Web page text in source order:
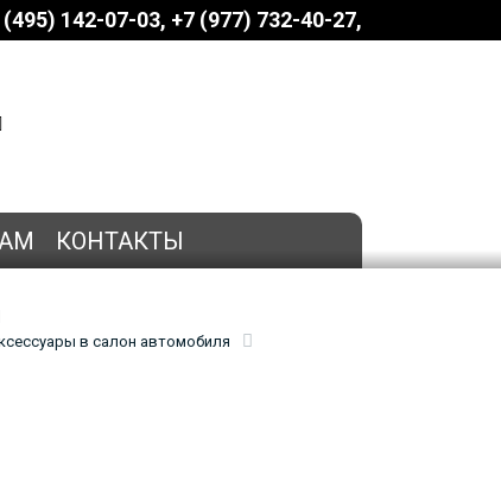
(495) 142-07-03 ‎‎+7 (977) 732-40-27
КОНТАКТЫ
в салон автомобиля